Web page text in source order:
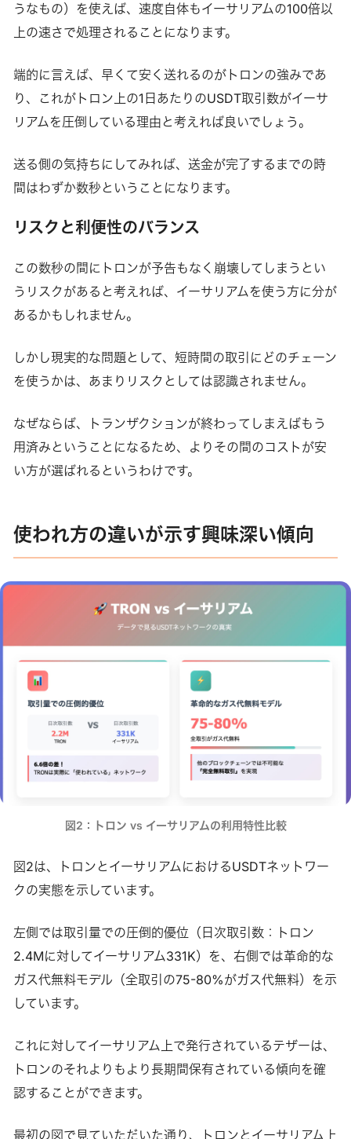
うなもの）を使えば、速度自体もイーサリアムの100倍以
上の速さで処理されることになります。
端的に言えば、早くて安く送れるのがトロンの強みであ
り、これがトロン上の1日あたりのUSDT取引数がイーサ
リアムを圧倒している理由と考えれば良いでしょう。
送る側の気持ちにしてみれば、送金が完了するまでの時
間はわずか数秒ということになります。
リスクと利便性のバランス
この数秒の間にトロンが予告もなく崩壊してしまうとい
うリスクがあると考えれば、イーサリアムを使う方に分が
あるかもしれません。
しかし現実的な問題として、短時間の取引にどのチェーン
を使うかは、あまりリスクとしては認識されません。
なぜならば、トランザクションが終わってしまえばもう
用済みということになるため、よりその間のコストが安
い方が選ばれるというわけです。
使われ方の違いが示す興味深い傾向
図2：トロン vs イーサリアムの利用特性比較
図2は、トロンとイーサリアムにおけるUSDTネットワー
クの実態を示しています。
左側では取引量での圧倒的優位（日次取引数：トロン
2.4Mに対してイーサリアム331K）を、右側では革命的な
ガス代無料モデル（全取引の75-80%がガス代無料）を示
しています。
これに対してイーサリアム上で発行されているテザーは、
トロンのそれよりもより長期間保有されている傾向を確
認することができます。
最初の図で見ていただいた通り、トロンとイーサリアム上